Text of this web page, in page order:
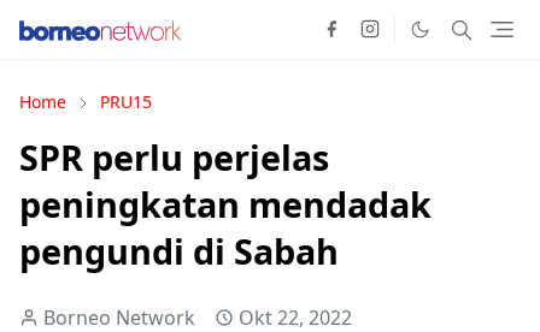
Home PRU15
SPR perlu perjelas
peningkatan mendadak
pengundi di Sabah
Borneo Network Okt 22, 2022